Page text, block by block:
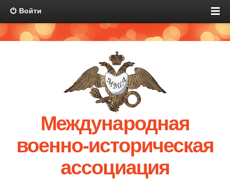
Войти
Международная
военно-историческая
ассоциация